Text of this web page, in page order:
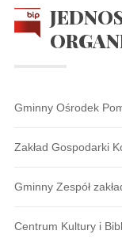
Gminny Ośrodek
Zakład Gospodarki
Gminny Zespół
Centrum Kultury i